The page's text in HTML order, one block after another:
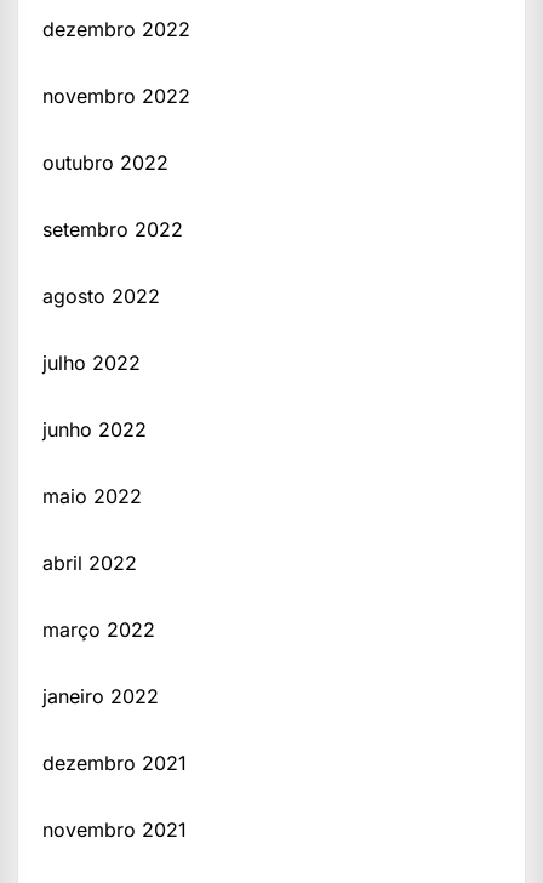
dezembro 2022
novembro 2022
outubro 2022
setembro 2022
agosto 2022
julho 2022
junho 2022
maio 2022
abril 2022
março 2022
janeiro 2022
dezembro 2021
novembro 2021